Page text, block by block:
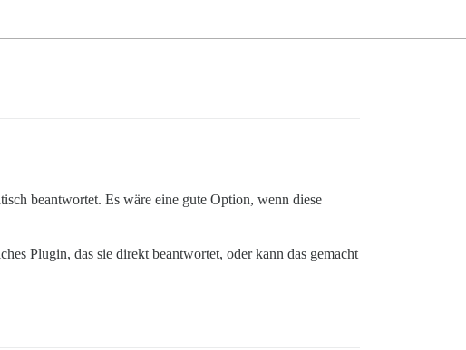
beantwortet. Es wäre eine gute Option, wenn diese
Plugin, das sie direkt beantwortet, oder kann das gemacht